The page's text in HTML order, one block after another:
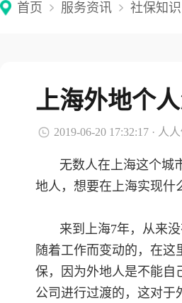
首页 服务资讯 社保知识
上海外地个
2019-06-20 17:32:17 · 人
无数人在上海这个城
地人，想要在上海实现什
来到上海7年，从来
随着工作而变动的，在
保，因为外地人是不能自
公司进行过渡的，这对